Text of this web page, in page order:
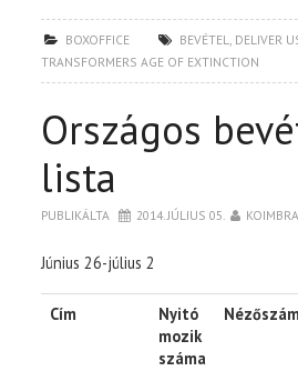
BOXOFFICE BEVÉTEL, DELIVER
TRANSFORMERS AGE OF EXTINCTION
Országos
lista
PUBLIKÁLTA 2014. JÚLIUS 05. KOIMBRA
Június 26-július 2
Cím
Nyitó
mozik
száma
Nézőszám